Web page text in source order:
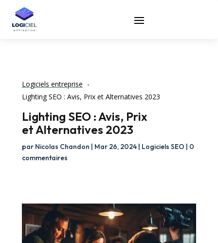
Logiciels entreprise
Lighting SEO : Avis, Prix et Alternatives 2023
Lighting SEO : Avis, Prix
et Alternatives 2023
par Nicolas Chandon | Mar 26, 2024| Logiciels SEO | 0
commentaires